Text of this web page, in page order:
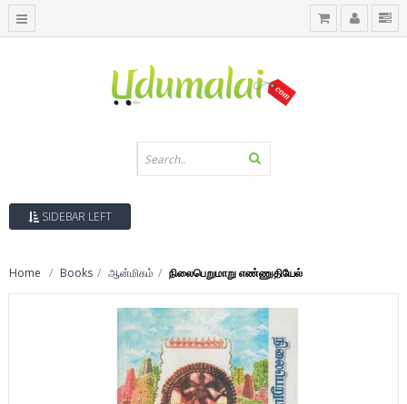
SIDEBAR LEFT
Home Books ஆன்மிகம் நிலைபெறுமாறு எண்ணுதியேல்